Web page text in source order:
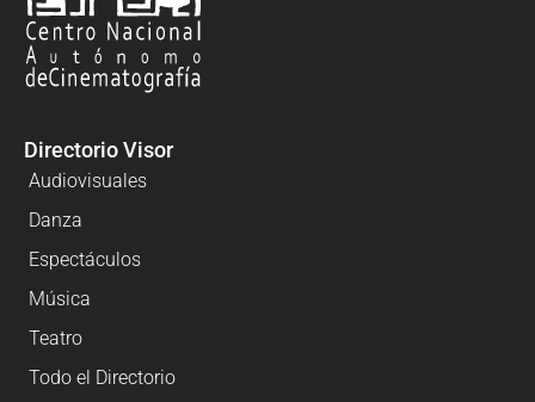
Directorio Visor
Audiovisuales
Danza
Espectáculos
Música
Teatro
Todo el Directorio